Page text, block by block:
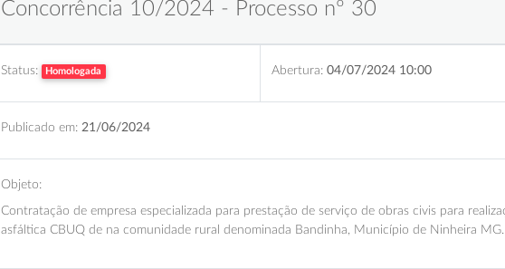
Concorrência 10/2024 - Processo nº 30
Status: Homologada Abertura: 04/07/2024 10:00
Publicado em: 21/06/2024
Objeto:
Contratação de empresa especializada para prestação de serviço de obras civis para
asfáltica CBUQ de na comunidade rural denominada Bandinha, Município de Ninheira MG.